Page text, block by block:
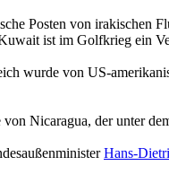
Posten von irakischen
ist im Golfkrieg ein
wurde von US-
Nicaragua, der unter
Hans-